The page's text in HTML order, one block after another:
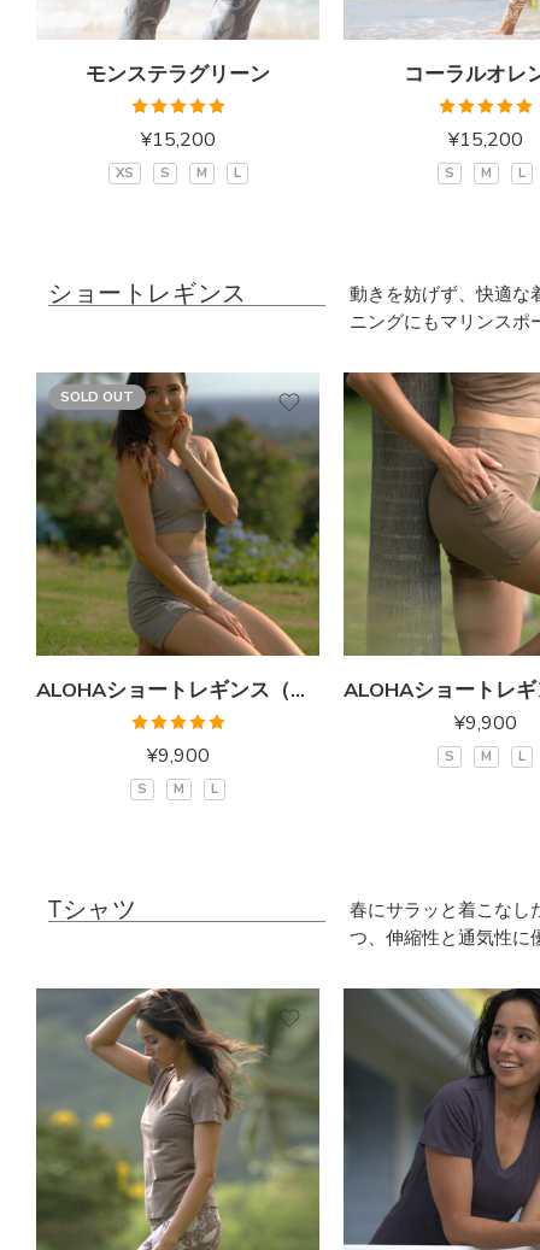
モンステラグリーン
5段階中
5.00の評価
¥15,200
XS S M L
コーラルオレ
5段階中
5.00の評価
¥15,200
S M L
ショートレギンス
動きを妨げず、快適な
ニングにもマリンスポ
SOLD OUT
ALOHAショートレギンス（グレー）
5段階中
5.00の評価
¥9,900
S M L
¥9,900
S M L
Tシャツ
春にサラッと着こなし
つ、伸縮性と通気性に